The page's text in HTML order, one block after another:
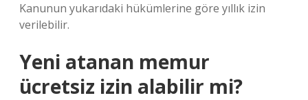
Kanunun yukarıdaki hükümlerine göre yıllık izin
verilebilir.
Yeni atanan memur
ücretsiz izin alabilir mi?